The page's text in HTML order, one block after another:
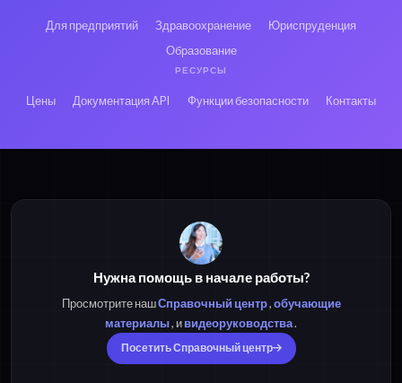
Для предприятий Здравоохранение
Юриспруденция
Образование
РЕСУРСЫ
Цены Документация API Функции безопасности Контакты
Нужна помощь в начале работы?
Просмотрите нашСправочный центр,обучающие
материалы, ивидеоруководства.
Посетить Справочный центр